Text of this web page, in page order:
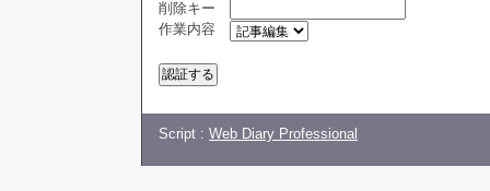
削除キー
作業内容
Script : Web Diary Professional